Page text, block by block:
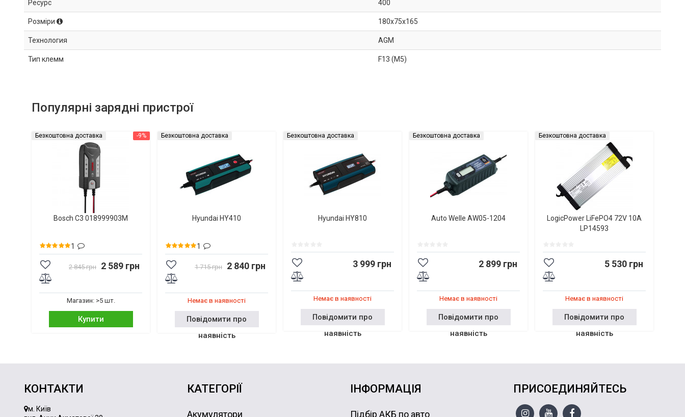
Ресурс 400
Розміри 180x75x165
Технология AGM
Тип клемм F13 (M5)
Популярні зарядні пристрої
-9%
Безкоштовна доставка
Bosch C3 018999903M
1
2 845 грн 2 589 грн
Магазин: >5 шт.
Купити
Безкоштовна доставка
Hyundai HY410
1
1 715 грн 2 840 грн
Немає в наявності
Повідомити про
наявність
Безкоштовна доставка
Hyundai HY810
3 999 грн
Немає в наявності
Повідомити про
наявність
Безкоштовна доставка
Auto Welle AW05-1204
2 899 грн
Немає в наявності
Повідомити про
наявність
Безкоштовна доставка
LogicPower LiFePO4 72V 10A
LP14593
5 530 грн
Немає в наявності
Повідомити про
наявність
КОНТАКТИ
м. Київ
КАТЕГОРІЇ
Акумулятори
ІНФОРМАЦІЯ
Підбір АКБ по авто
ПРИСОЕДИНЯЙТЕСЬ